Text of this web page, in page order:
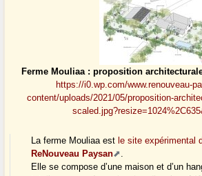
Ferme Mouliaa : proposition
https://i0.wp.com/www.renouveau-
content/uploads/2021/05/proposition-
La ferme Mouliaa est le site expérimental
ReNouveau Paysan
.
Elle se compose d’une maison et d’un